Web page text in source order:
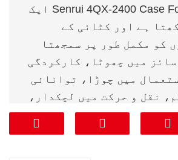
Senrui 4QX-2400 Case Forage Harvester ایک
ہے اور کٹائی کے
کو مکمل طور پر سمجھتا
سائز میں چھوٹا، کارکردگی
میں چوڑا، توانائی
نقل و حرکت میں لچکدار،
میں وقفہ کاری سے
یہ اعلی آپریٹنگ